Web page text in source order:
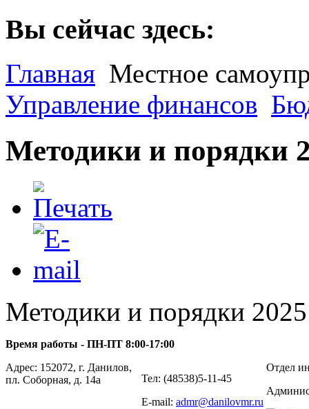
Вы сейчас здесь:
Главная Местное
Управление финансов
Методики и порядки
Методики и порядки 2025
Время работы - ПН-ПТ 8:00-17:00
Адрес: 152072, г. Данилов,
пл. Соборная, д. 14а
Тел: (48538)5-11-45
E-mail: admr@danilovmr.ru
Отдел